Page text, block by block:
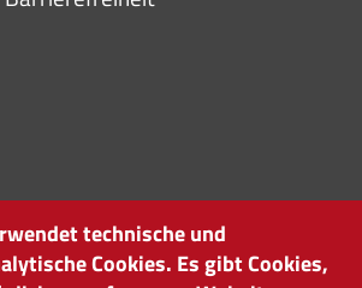
technische und
Cookies. Es gibt Cookies,